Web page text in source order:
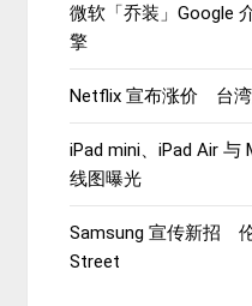
微软「乔装」Google
擎
Netflix 宣布涨价 台湾
iPad mini、iPad Air
线图曝光
Samsung 宣传新招
Street